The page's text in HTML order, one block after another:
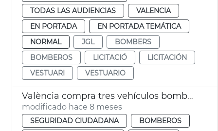
TODAS LAS AUDIENCIAS
VALENCIA
EN PORTADA
EN PORTADA TEMÁTICA
NORMAL
JGL
BOMBERS
BOMBEROS
LICITACIÓ
LICITACIÓN
VESTUARI
VESTUARIO
València compra tres vehículos bomberos
modificado hace 8 meses
SEGURIDAD CIUDADANA
BOMBEROS